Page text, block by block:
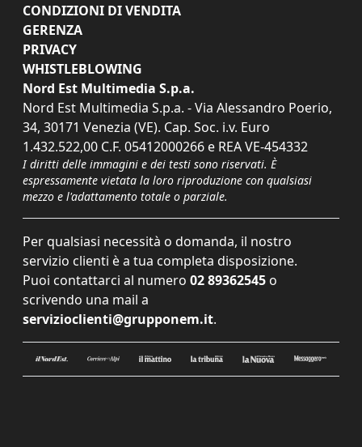
CONDIZIONI DI VENDITA
GERENZA
PRIVACY
WHISTLEBLOWING
Nord Est Multimedia S.p.a.
Nord Est Multimedia S.p.a. - Via Alessandro Poerio,
34, 30171 Venezia (VE). Cap. Soc. i.v. Euro
1.432.522,00 C.F. 05412000266 e REA VE-454332
I diritti delle immagini e dei testi sono riservati. È
espressamente vietata la loro riproduzione con qualsiasi
mezzo e l'adattamento totale o parziale.
Per qualsiasi necessità o domanda, il nostro
servizio clienti è a tua completa disposizione.
Puoi contattarci al numero 02 89362545 o
scrivendo una mail a
servizioclienti@grupponem.it.